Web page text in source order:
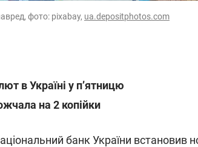
фото: pixabay, ua.depositphotos.com
в Україні у п’ятницю
на 2 копійки
банк України встановив